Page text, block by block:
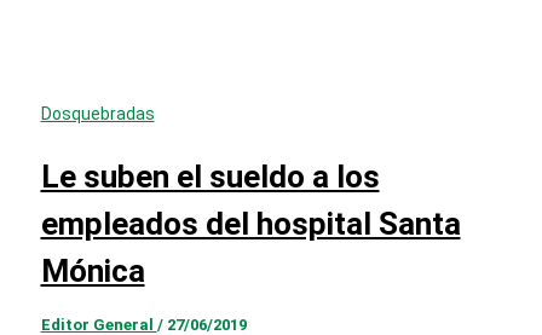
Dosquebradas
Le suben el sueldo a los
empleados del hospital Santa
Mónica
Editor General / 27/06/2019